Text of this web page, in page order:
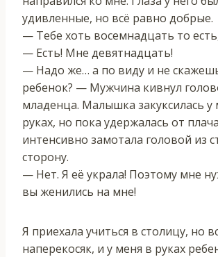
удивленные, но всё равно добрые.
— Тебе хоть восемнадцать то
— Есть! Мне девятнадцать!
— Надо же… а по виду и не
ребенок? — Мужчина кивнул
младенца. Малышка закуксилась у
руках, но пока удержалась от
интенсивно замотала головой из
сторону.
— Нет. Я её украла! Поэтому мне
вы женились на мне!
Я приехала учиться в столицу, но
наперекосяк, и у меня в руках